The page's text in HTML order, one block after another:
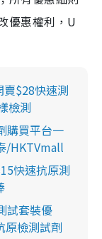
優惠權利，U
賣$28快速測
檢測
購買平台一
/HKTVmall
快速抗原測
試套裝優
原檢測試劑